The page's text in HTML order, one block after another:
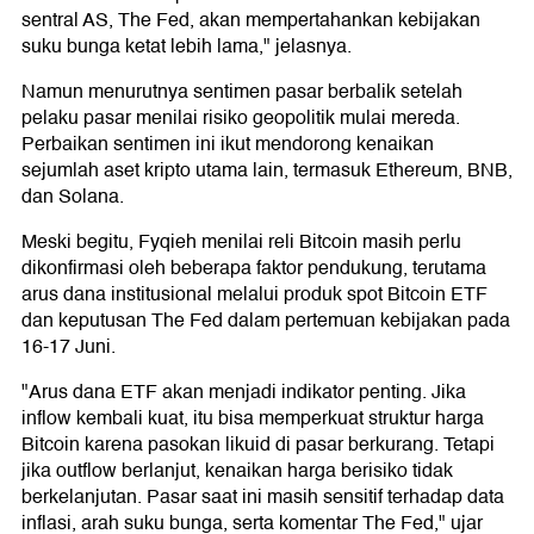
sentral AS, The Fed, akan mempertahankan kebijakan
suku bunga ketat lebih lama," jelasnya.
Namun menurutnya sentimen pasar berbalik setelah
pelaku pasar menilai risiko geopolitik mulai mereda.
Perbaikan sentimen ini ikut mendorong kenaikan
sejumlah aset kripto utama lain, termasuk Ethereum, BNB,
dan Solana.
Meski begitu, Fyqieh menilai reli Bitcoin masih perlu
dikonfirmasi oleh beberapa faktor pendukung, terutama
arus dana institusional melalui produk spot Bitcoin ETF
dan keputusan The Fed dalam pertemuan kebijakan pada
16-17 Juni.
"Arus dana ETF akan menjadi indikator penting. Jika
inflow kembali kuat, itu bisa memperkuat struktur harga
Bitcoin karena pasokan likuid di pasar berkurang. Tetapi
jika outflow berlanjut, kenaikan harga berisiko tidak
berkelanjutan. Pasar saat ini masih sensitif terhadap data
inflasi, arah suku bunga, serta komentar The Fed," ujar